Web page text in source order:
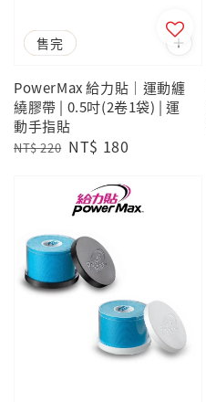
優惠
售完
PowerMax 給力貼｜運動纏
繞膠帶 | 0.5吋(2卷1袋) | 運
動手指貼
Regular
NT$ 220 Sale
NT$ 180